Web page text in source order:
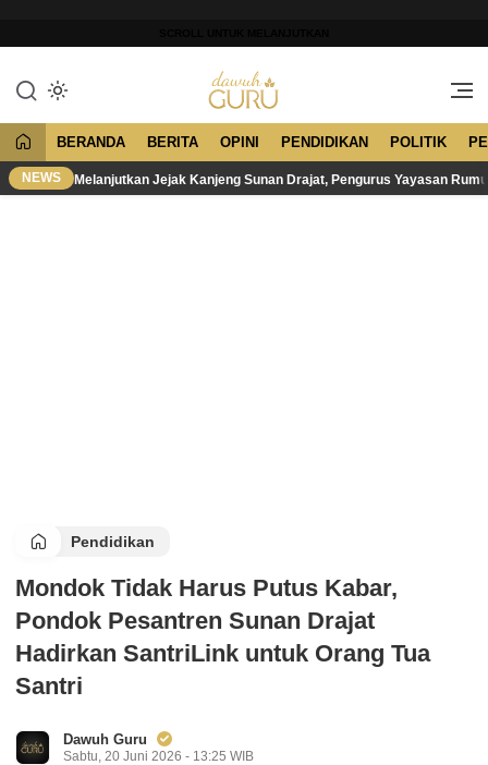
konten
Dawuh Guru
Merawat Tradisi, Membangun
BERANDA BERITA OPINI PENDIDIKAN POLITIK
NEWS Melanjutkan Jejak Kanjeng Sunan Drajat, Pengurus Yayasan
Pendidikan
Mondok Tidak Harus Putus Kabar,
Pondok Pesantren Sunan Drajat
Hadirkan SantriLink untuk Orang Tua
Santri
Dawuh Guru
Sabtu, 20 Juni 2026 - 13:25 WIB